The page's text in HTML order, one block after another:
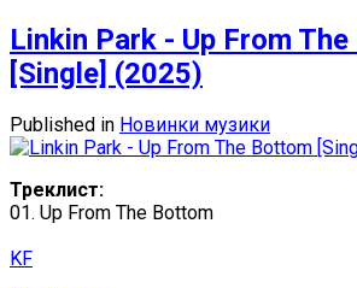
Linkin Park - Up From
[Single] (2025)
Published in Новинки музики
Треклист:
01. Up From The Bottom
KF